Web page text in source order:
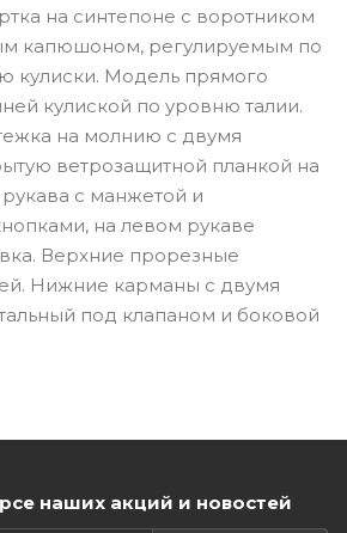
на синтепоне с воротником
капюшоном, регулируемым по
кулиски. Модель прямого
кулиской по уровню талии.
на молнию с двумя
ветрозащитной планкой на
с манжетой и
на левом рукаве
Верхние прорезные
Нижние карманы с двумя
под клапаном и боковой
наших акций и новостей